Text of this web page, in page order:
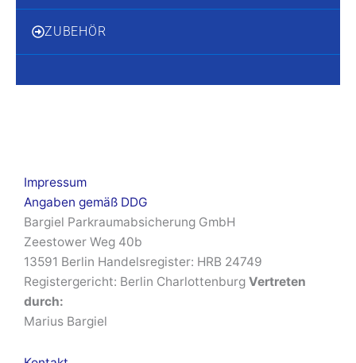
ZUBEHÖR
Impressum
Angaben gemäß DDG
Bargiel Parkraumabsicherung GmbH
Zeestower Weg 40b
13591 Berlin Handelsregister: HRB 24749
Registergericht: Berlin Charlottenburg Vertreten
durch:
Marius Bargiel